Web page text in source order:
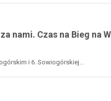
nami. Czas na Bieg na
i 6. Sowiogórskiej...